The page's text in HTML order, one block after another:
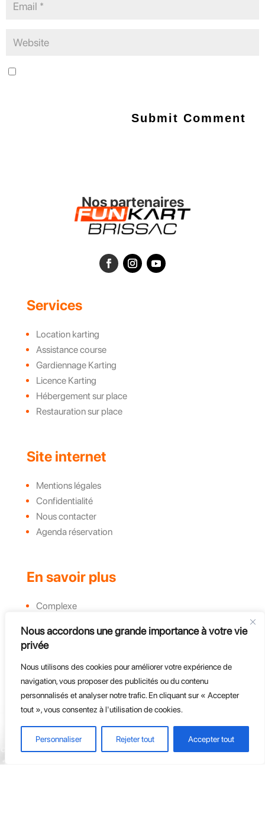
Nous accordons une grande importance à votre vie
privée
Nous utilisons des cookies pour améliorer votre expérience de
navigation, vous proposer des publicités ou du contenu
personnalisés et analyser notre trafic. En cliquant sur « Accepter
tout », vous consentez à l'utilisation de cookies.
Personnaliser Rejeter tout Accepter tout
Nos partenaires
Services
Location karting
Assistance course
Gardiennage Karting
Licence Karting
Hébergement sur place
Restauration sur place
Site internet
Mentions légales
Confidentialité
Nous contacter
Agenda réservation
En savoir plus
Complexe
Challenges
Groupe, CE et Entreprises
Course d'endurance